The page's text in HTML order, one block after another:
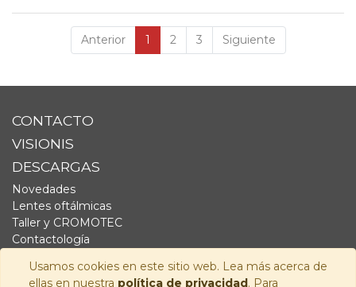
Usamos cookies en este sitio web. Lea más acerca de
ellas en nuestra política de privacidad. Para
Anterior 1 2 3 Siguiente
CONTACTO
VISIONIS
DESCARGAS
Novedades
Lentes oftálmicas
Taller y CROMOTEC
Contactología
Fornitura